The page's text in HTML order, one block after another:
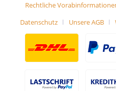
Rechtliche
Datenschutz
Unsere AGB